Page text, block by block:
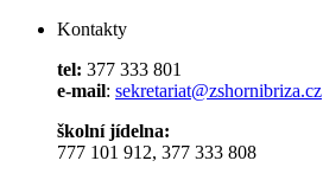
Kontakty
tel: 377 333 801
e-mail: sekretariat@zshornibriza.cz
školní jídelna:
777 101 912, 377 333 808